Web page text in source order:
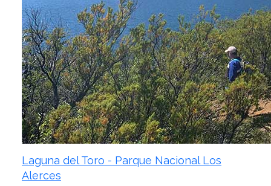
Laguna del Toro - Parque Nacional Los
Alerces